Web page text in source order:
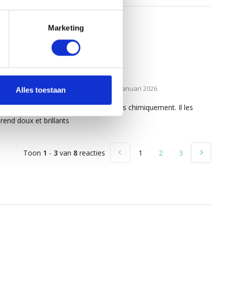
Marketing
Alles toestaan
5/
Gepost door:Corinne Debucquoy op 2 Januari 2026
Super shampoing pour cheveux traités chimiquement. Il les
rend doux et brillants
Toon 1 - 3 van 8 reacties 1 2 3